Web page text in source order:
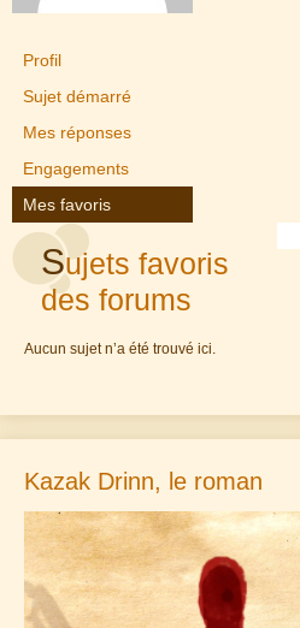
Profil
Sujet démarré
Mes réponses
Engagements
Mes favoris
Sujets favoris
des forums
Aucun sujet n’a été trouvé ici.
Kazak Drinn, le roman